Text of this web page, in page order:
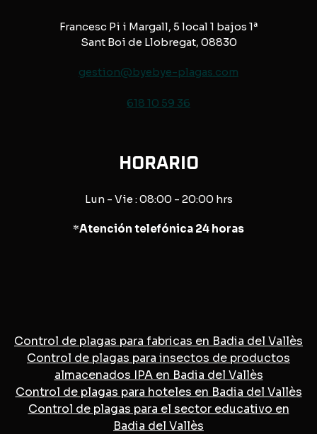
Francesc Pi i Margall, 5 local 1 bajos 1ª
Sant Boi de Llobregat, 08830
gestion@byebye-plagas.com
618 10 59 36
HORARIO
Lun - Vie : 08:00 - 20:00 hrs
*Atención telefónica 24 horas
Control de plagas para fabricas en Badia del Vallès
Control de plagas para insectos de productos
almacenados IPA en Badia del Vallès
Control de plagas para hoteles en Badia del Vallès
Control de plagas para el sector educativo en
Badia del Vallès